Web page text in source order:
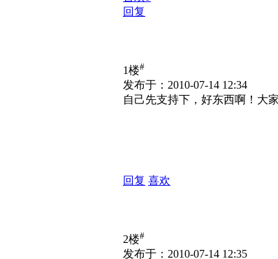
回复
1楼#
发布于：2010-07-14 12:34
自己先支持下，好东西啊！大
回复 喜欢
2楼#
发布于：2010-07-14 12:35